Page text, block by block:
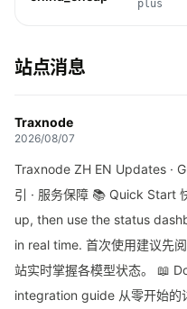
plus
站点消息
Traxnode
2026/08/07
Traxnode ZH EN Updates ·
引 · 服务保障 📚 Quick Start
up, then use the status
in real time. 首次使用建议先
站实时掌握各模型状态。 📖
integration guide 从零开始的